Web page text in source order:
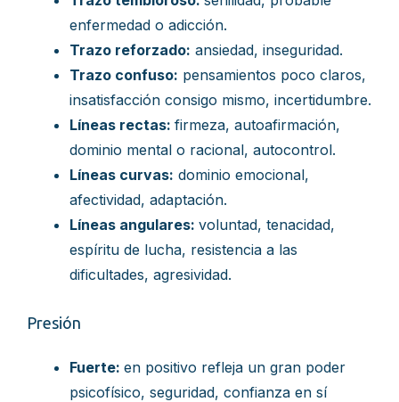
enfermedad o adicción.
Trazo reforzado: ansiedad, inseguridad.
Trazo confuso: pensamientos poco claros,
insatisfacción consigo mismo, incertidumbre.
Líneas rectas: firmeza, autoafirmación,
dominio mental o racional, autocontrol.
Líneas curvas: dominio emocional,
afectividad, adaptación.
Líneas angulares: voluntad, tenacidad,
espíritu de lucha, resistencia a las
dificultades, agresividad.
Presión
Fuerte: en positivo refleja un gran poder
psicofísico, seguridad, confianza en sí